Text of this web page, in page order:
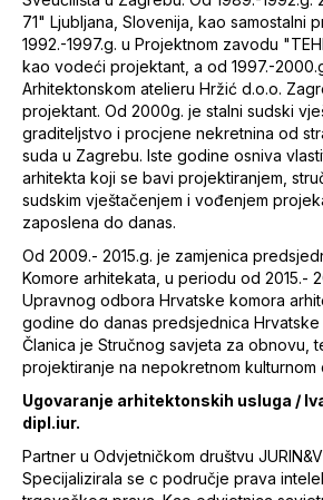
71" Ljubljana, Slovenija, kao samostalni
1992.-1997.g. u Projektnom zavodu
kao vodeći projektant, a od 1997.-
Arhitektonskom atelieru Hržić d.o.o.
projektant. Od 2000g. je stalni sudski
graditeljstvo i procjene nekretnina od
suda u Zagrebu. Iste godine osniva
arhitekta koji se bavi projektiranjem,
sudskim vještačenjem i vođenjem
zaposlena do danas.
Od 2009.- 2015.g. je zamjenica
Komore arhitekata, u periodu od 2015.-
Upravnog odbora Hrvatske komora
godine do danas predsjednica Hrvatske
Članica je Stručnog savjeta za obnovu,
projektiranje na nepokretnom kulturnom
Ugovaranje arhitektonskih usluga /
dipl.iur.
Partner u Odvjetničkom društvu
Specijalizirala se c područje prava